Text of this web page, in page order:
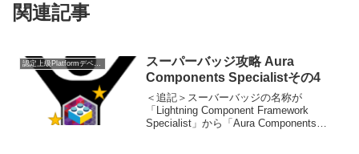
関連記事
認定上級Platformデベロッパー
スーパーバッジ攻略 Aura
Components Specialistその4
＜追記＞スーバーバッジの名称が
「Lightning Component Framework
Specialist」から「Aura Components